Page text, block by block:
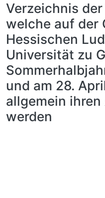
Verzeichnis
welche auf der
Hessischen
Universität zu
und am 28.
allgemein
werden